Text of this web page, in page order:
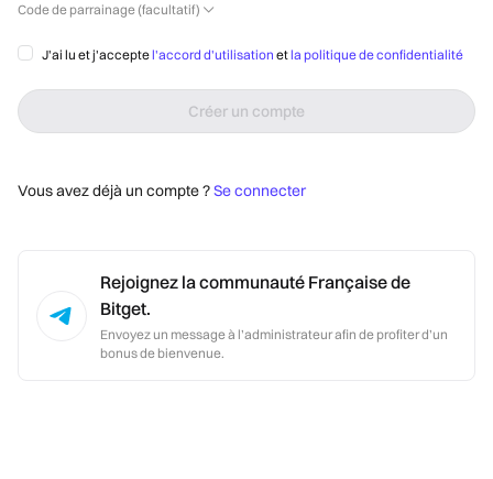
Code de parrainage (facultatif)
J'ai lu et j'accepte l'accord d'utilisation et la politique de confidentialité
Créer un compte
Vous avez déjà un compte ?Se connecter
Rejoignez la communauté Française de
Bitget.
Envoyez un message à l’administrateur afin de profiter d’un
bonus de bienvenue.